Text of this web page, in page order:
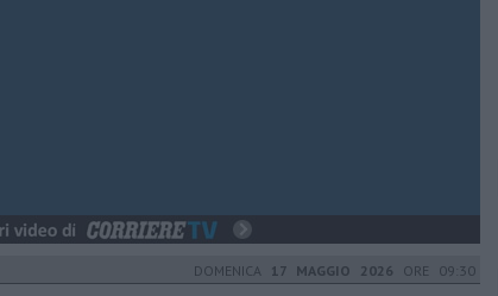
DOMENICA 17 MAGGIO 2026 ORE 09:30